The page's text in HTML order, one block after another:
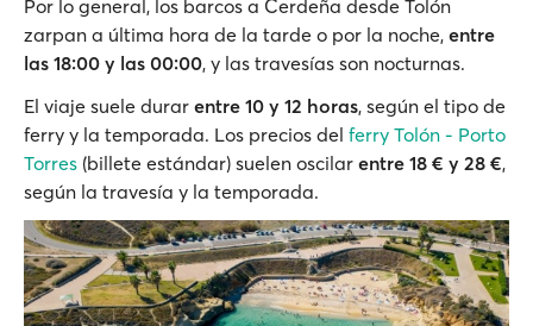
Por lo general, los barcos a Cerdeña desde Tolón
zarpan a última hora de la tarde o por la noche, entre
las 18:00 y las 00:00, y las travesías son nocturnas.
El viaje suele durar entre 10 y 12 horas, según el tipo de
ferry y la temporada. Los precios del ferry Tolón - Porto
Torres (billete estándar) suelen oscilar entre 18 € y 28 €,
según la travesía y la temporada.